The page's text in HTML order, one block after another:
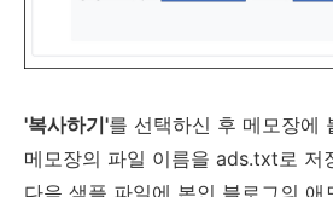
'복사하기'를 선택하신 후 메모장에
메모장의 파일 이름을 ads.txt로 저